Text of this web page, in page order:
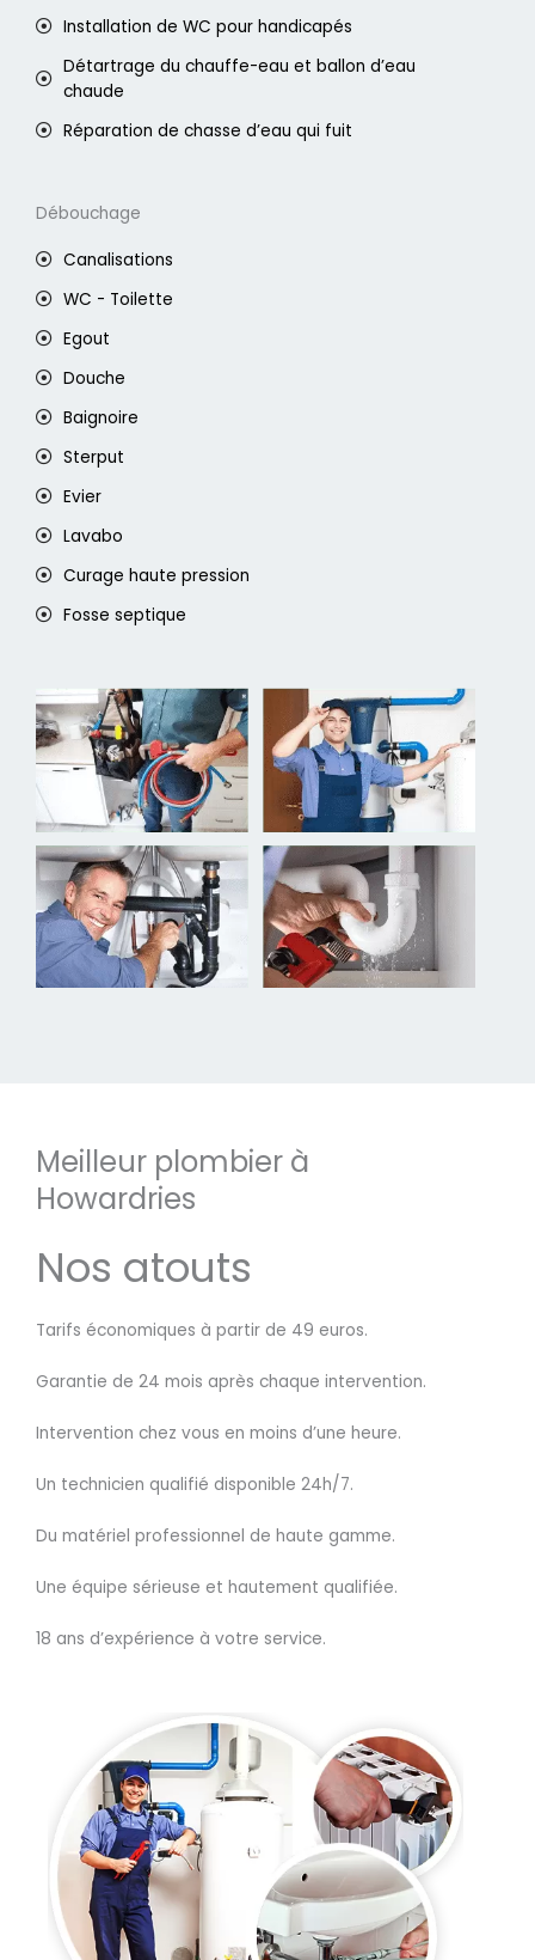
Installation de WC pour handicapés
Détartrage du chauffe-eau et ballon d’eau
chaude
Réparation de chasse d’eau qui fuit
Débouchage
Canalisations
WC - Toilette
Egout
Douche
Baignoire
Sterput
Evier
Lavabo
Curage haute pression
Fosse septique
Meilleur plombier à
Howardries
Nos atouts
Tarifs économiques à partir de 49 euros.
Garantie de 24 mois après chaque intervention.
Intervention chez vous en moins d’une heure.
Un technicien qualifié disponible 24h/7.
Du matériel professionnel de haute gamme.
Une équipe sérieuse et hautement qualifiée.
18 ans d’expérience à votre service.